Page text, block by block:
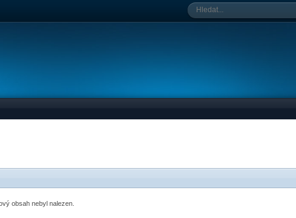
obsah nebyl nalezen.